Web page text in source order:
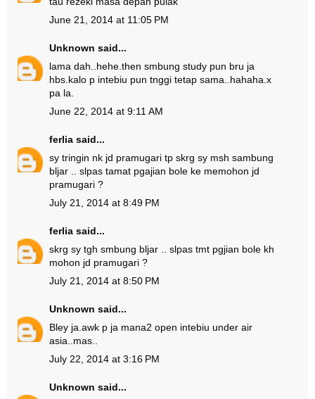
June 21, 2014 at 11:05 PM
Unknown said...
lama dah..hehe.then smbung study pun bru ja
hbs.kalo p intebiu pun tnggi tetap sama..hahaha.x
pa la.
June 22, 2014 at 9:11 AM
ferlia said...
sy tringin nk jd pramugari tp skrg sy msh sambung
bljar .. slpas tamat pgajian bole ke memohon jd
pramugari ?
July 21, 2014 at 8:49 PM
ferlia said...
skrg sy tgh smbung bljar .. slpas tmt pgjian bole kh
mohon jd pramugari ?
July 21, 2014 at 8:50 PM
Unknown said...
Bley ja.awk p ja mana2 open intebiu under air
asia..mas..
July 22, 2014 at 3:16 PM
Unknown said...